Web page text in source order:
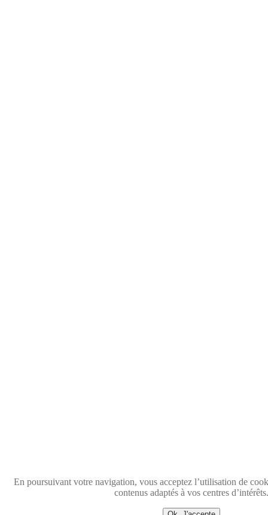
En poursuivant votre navigation, vous acceptez l’utilisation de
contenus adaptés à vos centres d’intérêts.